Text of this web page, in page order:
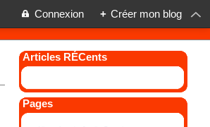
Connexion + Créer mon blog
Articles RÉCents
Pages